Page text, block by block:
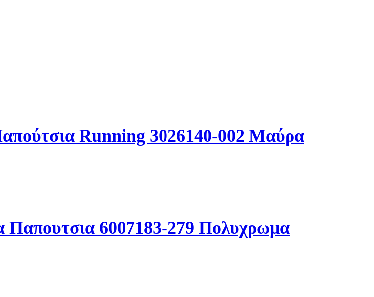
Running 3026140-002 Μαύρα
6007183-279 Πολυχρωμα